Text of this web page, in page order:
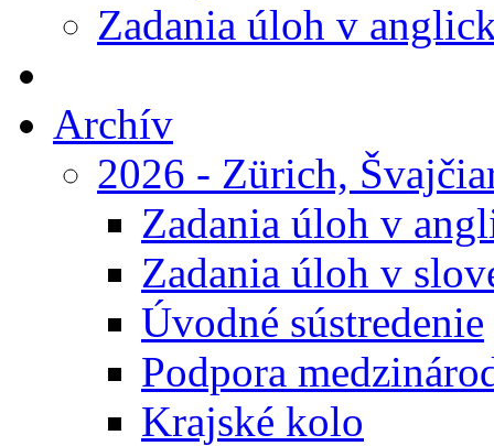
Zadania úloh v
Archív
2026 - Zürich,
Zadania úloh v
Zadania úloh v
Úvodné sústredenie
Podpora
Krajské kolo